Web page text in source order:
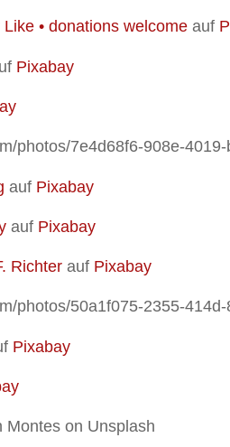
• donations welcome auf
Pixabay
photos/7e4d68f6-908e-
auf Pixabay
auf Pixabay
Richter auf Pixabay
photos/50a1f075-2355-
Pixabay
Montes on Unsplash